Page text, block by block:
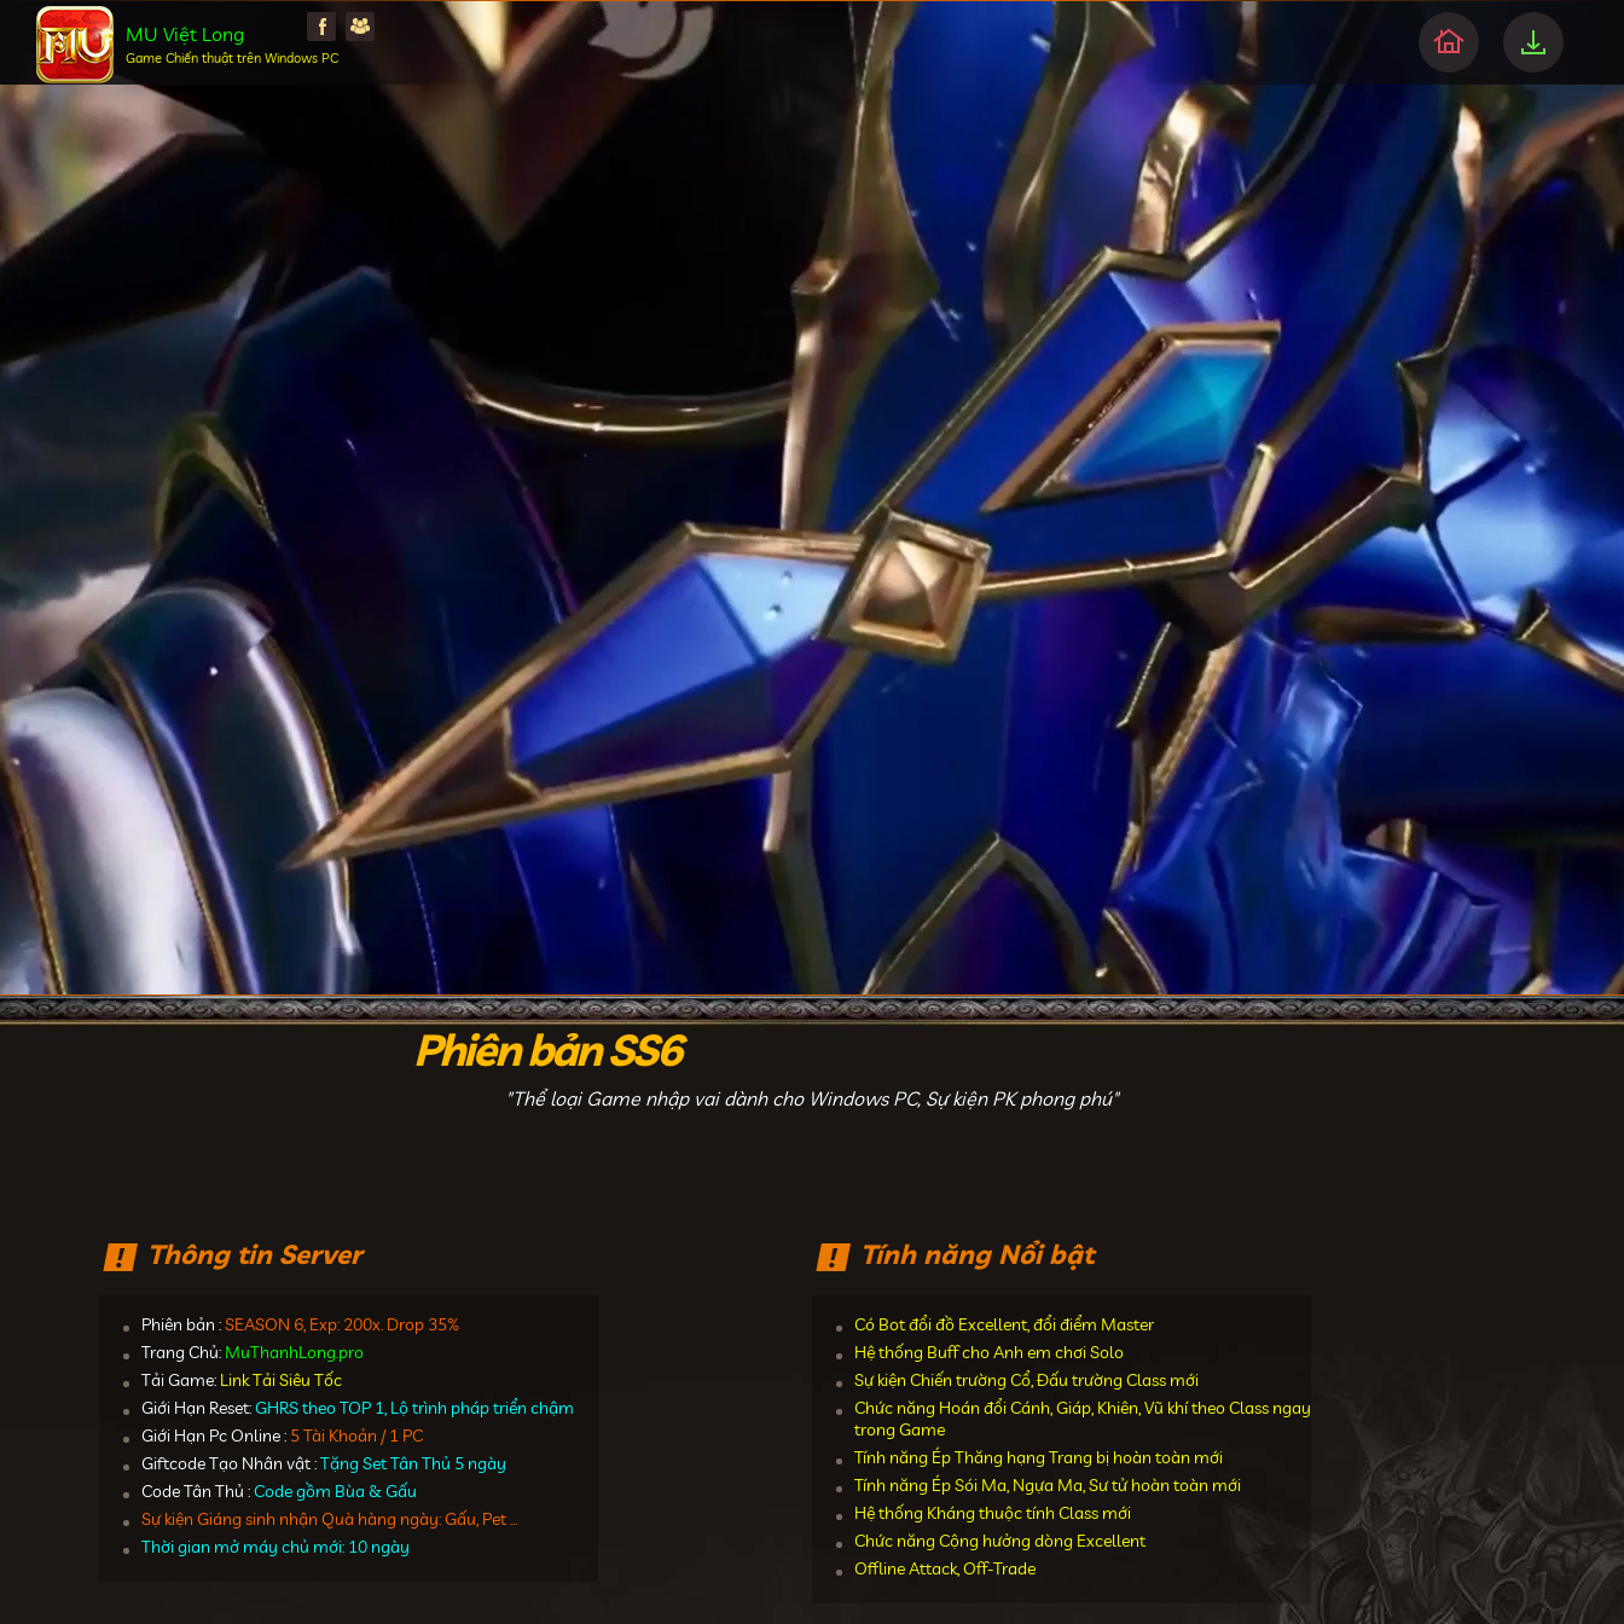
MU Việt Long
Game Chiến thuật trên Windows PC
Phiên bản SS6
"Thể loại Game nhập vai dành cho Windows PC, Sự kiện PK phong phú"
Thông tin Server
Phiên bản :SEASON 6, Exp: 200x. Drop 35%
Trang Chủ: MuThanhLong.pro
Tải Game: Link Tải Siêu Tốc
Giới Hạn Reset:GHRS theo TOP 1, Lộ trình pháp triển chậm
Giới Hạn Pc Online : 5 Tài Khoản / 1 PC
Giftcode Tạo Nhân vật :Tặng Set Tân Thủ 5 ngày
Code Tân Thủ :Code gồm Bùa & Gấu
Sự kiện Giáng sinh nhận Quà hàng ngày: Gấu, Pet ...
Thời gian mở máy chủ mới: 10 ngày
Tính năng Nổi bật
Có Bot đổi đồ Excellent, đổi điểm Master
Hệ thống Buff cho Anh em chơi Solo
Sự kiện Chiến trường Cổ, Đấu trường Class mới
Chức năng Hoán đổi Cánh, Giáp, Khiên, Vũ khí theo Class ngay
trong Game
Tính năng Ép Thăng hạng Trang bị hoàn toàn mới
Tính năng Ép Sói Ma, Ngựa Ma, Sư tử hoàn toàn mới
Hệ thống Kháng thuộc tính Class mới
Chức năng Cộng hưởng dòng Excellent
Offline Attack, Off-Trade